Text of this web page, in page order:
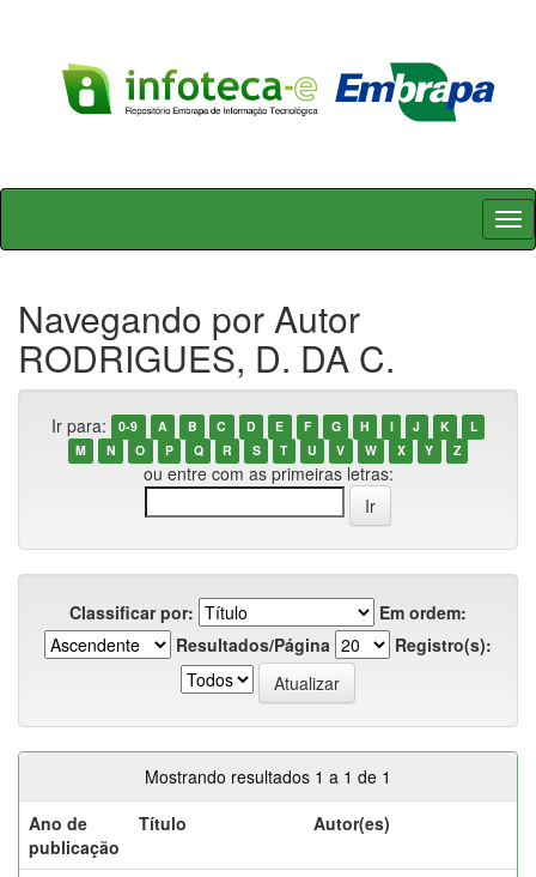
Skip
Navegando por Autor
RODRIGUES, D. DA C.
Ir para: 0-9 A B C D E F G H I J K
L
M
N O P Q R S T U V W X Y Z
ou entre com as primeiras letras:
Classificar por:
Em ordem:
Resultados/Página
Registro(s):
Mostrando resultados 1 a 1 de 1
Ano de
publicação
Título Autor(es)